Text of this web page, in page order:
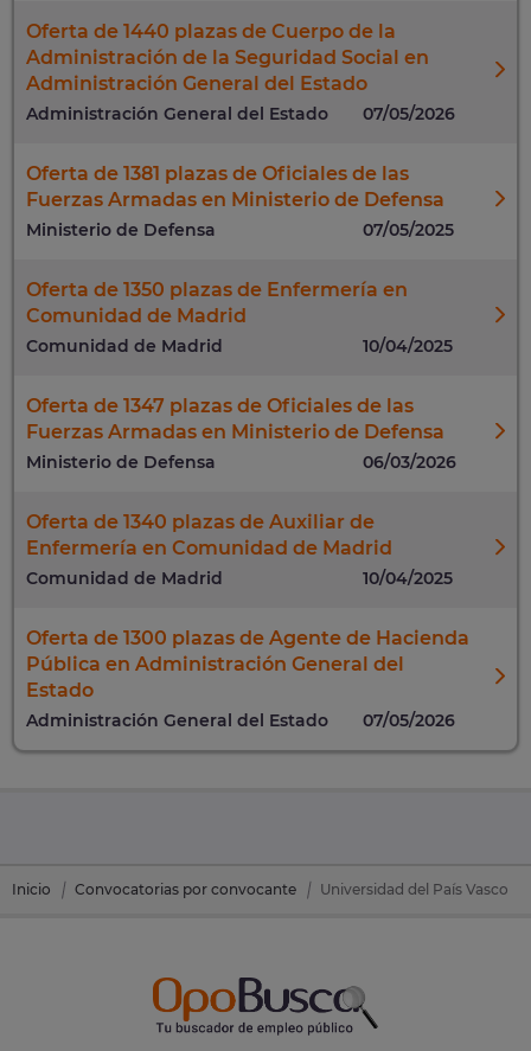
Oferta de 1440 plazas de Cuerpo de la
Administración de la Seguridad Social en
Administración General del Estado
Administración General del Estado 07/05/2026
Oferta de 1381 plazas de Oficiales de las
Fuerzas Armadas en Ministerio de Defensa
Ministerio de Defensa 07/05/2025
Oferta de 1350 plazas de Enfermería en
Comunidad de Madrid
Comunidad de Madrid 10/04/2025
Oferta de 1347 plazas de Oficiales de las
Fuerzas Armadas en Ministerio de Defensa
Ministerio de Defensa 06/03/2026
Oferta de 1340 plazas de Auxiliar de
Enfermería en Comunidad de Madrid
Comunidad de Madrid 10/04/2025
Oferta de 1300 plazas de Agente de Hacienda
Pública en Administración General del
Estado
Administración General del Estado 07/05/2026
Inicio Convocatorias por convocante Universidad del País Vasco